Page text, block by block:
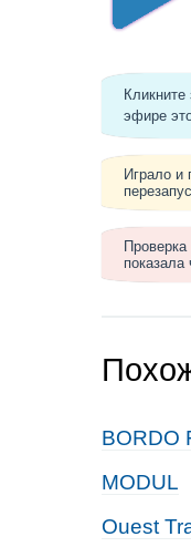
Кликните
эфире
Играло и
показала
BORDO
MODUL
Ouest